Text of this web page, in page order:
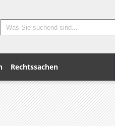
Rechtssachen